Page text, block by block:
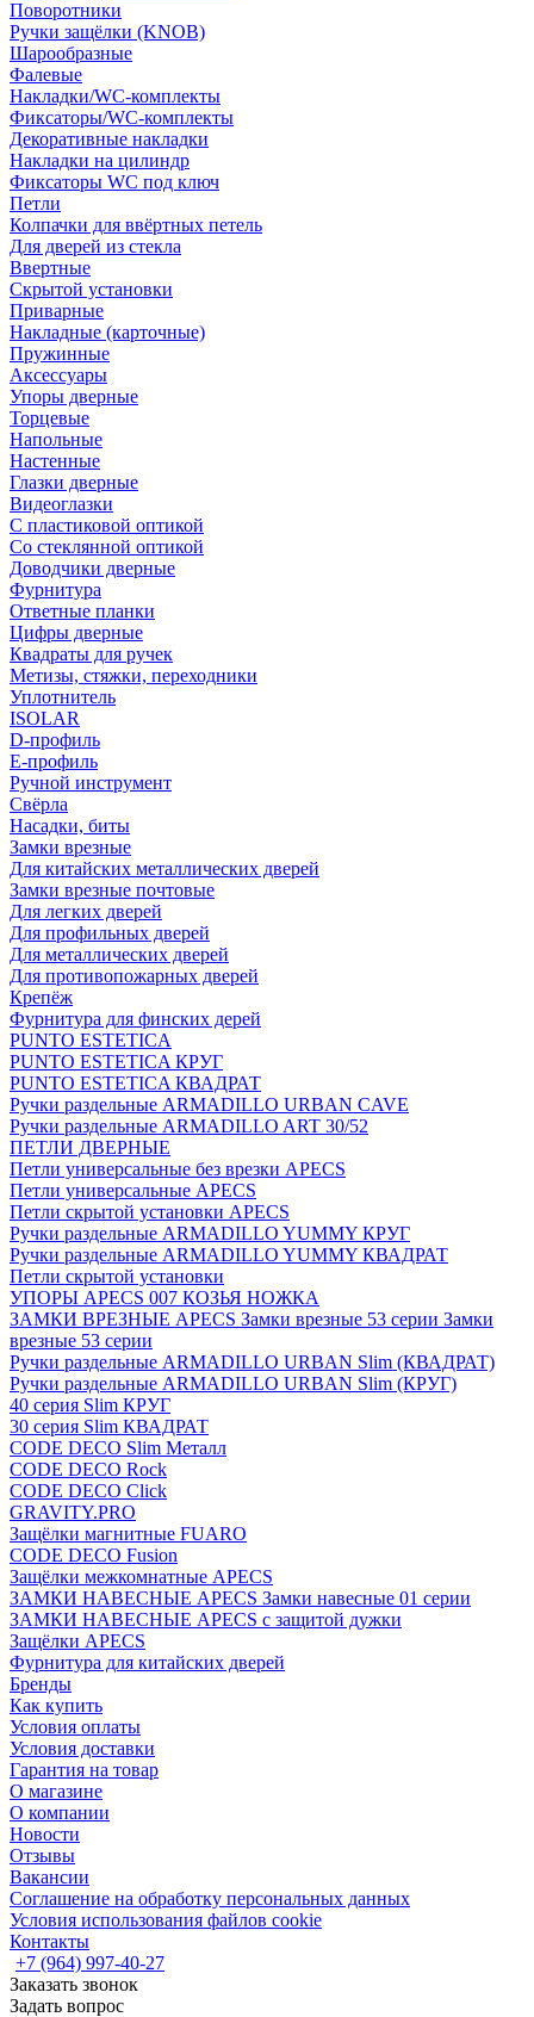
Поворотники
Ручки защёлки (KNOB)
Шарообразные
Фалевые
Накладки/WC-комплекты
Фиксаторы/WC-комплекты
Декоративные накладки
Накладки на цилиндр
Фиксаторы WC под ключ
Петли
Колпачки для ввёртных петель
Для дверей из стекла
Ввертные
Скрытой установки
Приварные
Накладные (карточные)
Пружинные
Аксессуары
Упоры дверные
Торцевые
Напольные
Настенные
Глазки дверные
Видеоглазки
С пластиковой оптикой
Со стеклянной оптикой
Доводчики дверные
Фурнитура
Ответные планки
Цифры дверные
Квадраты для ручек
Метизы, стяжки, переходники
Уплотнитель
ISOLAR
D-профиль
Е-профиль
Ручной инструмент
Свёрла
Насадки, биты
Замки врезные
Для китайских металлических дверей
Замки врезные почтовые
Для легких дверей
Для профильных дверей
Для металлических дверей
Для противопожарных дверей
Крепёж
Фурнитура для финских дерей
PUNTO ESTETICA
PUNTO ESTETICA КРУГ
PUNTO ESTETICA КВАДРАТ
Ручки раздельные ARMADILLO URBAN CAVE
Ручки раздельные ARMADILLO ART 30/52
ПЕТЛИ ДВЕРНЫЕ
Петли универсальные без врезки APECS
Петли универсальные APECS
Петли скрытой установки APECS
Ручки раздельные ARMADILLO YUMMY КРУГ
Ручки раздельные ARMADILLO YUMMY КВАДРАТ
Петли скрытой установки
УПОРЫ APECS 007 КОЗЬЯ НОЖКА
ЗАМКИ ВРЕЗНЫЕ APECS Замки врезные 53 серии Замки
врезные 53 серии
Ручки раздельные ARMADILLO URBAN Slim (КВАДРАТ)
Ручки раздельные ARMADILLO URBAN Slim (КРУГ)
40 серия Slim КРУГ
30 серия Slim КВАДРАТ
CODE DECO Slim Металл
CODE DECO Rock
CODE DECO Click
GRAVITY.PRO
Защёлки магнитные FUARO
CODE DECO Fusion
Защёлки межкомнатные APECS
ЗАМКИ НАВЕСНЫЕ APECS Замки навесные 01 серии
ЗАМКИ НАВЕСНЫЕ APECS с защитой дужки
Защёлки APECS
Фурнитура для китайских дверей
Бренды
Как купить
Условия оплаты
Условия доставки
Гарантия на товар
О магазине
О компании
Новости
Отзывы
Вакансии
Соглашение на обработку персональных данных
Условия использования файлов cookie
Контакты
+7 (964) 997-40-27
Заказать звонок
Задать вопрос